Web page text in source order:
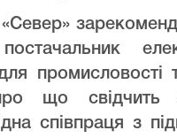
промисловості
що свідчить
співпраця з